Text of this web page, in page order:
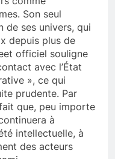
Son seul
ses univers, qui
depuis plus de
officiel souligne
avec l’État
», ce qui
prudente. Par
que, peu importe
à
intellectuelle, à
des acteurs